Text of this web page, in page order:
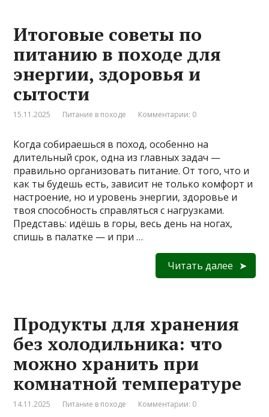
Итоговые советы по
питанию в походе для
энергии, здоровья и
сытости
15.11.2025 Питание в походе Комментарии: 0
Когда собираешься в поход, особенно на
длительный срок, одна из главных задач —
правильно организовать питание. От того, что и
как ты будешь есть, зависит не только комфорт и
настроение, но и уровень энергии, здоровье и
твоя способность справляться с нагрузками.
Представь: идёшь в горы, весь день на ногах,
спишь в палатке — и при …
Читать далее
Продукты для хранения
без холодильника: что
можно хранить при
комнатной температуре
14.11.2025 Питание в походе Комментарии: 0